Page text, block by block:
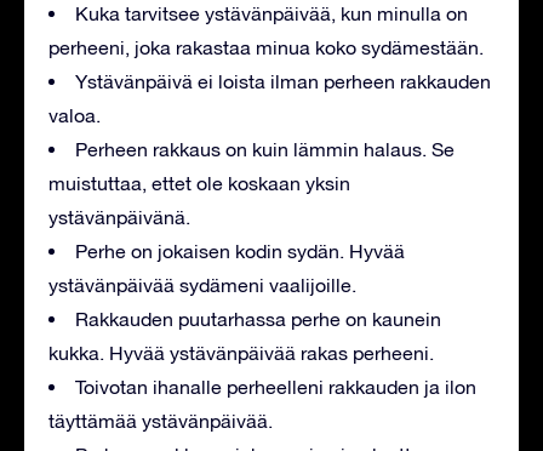
Kuka tarvitsee ystävänpäivää, kun minulla on
perheeni, joka rakastaa minua koko sydämestään.
Ystävänpäivä ei loista ilman perheen rakkauden
valoa.
Perheen rakkaus on kuin lämmin halaus. Se
muistuttaa, ettet ole koskaan yksin
ystävänpäivänä.
Perhe on jokaisen kodin sydän. Hyvää
ystävänpäivää sydämeni vaalijoille.
Rakkauden puutarhassa perhe on kaunein
kukka. Hyvää ystävänpäivää rakas perheeni.
Toivotan ihanalle perheelleni rakkauden ja ilon
täyttämää ystävänpäivää.